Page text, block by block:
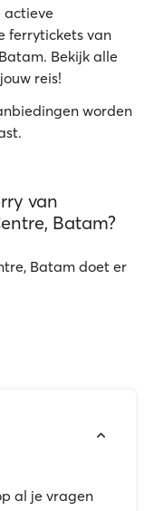
actieve
ferrytickets van
Bekijk alle
reis!
worden
van
Batam?
Batam doet er
al je vragen